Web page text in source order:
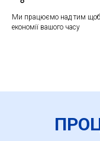
Ми працюємо над тим щоб
економії вашого часу